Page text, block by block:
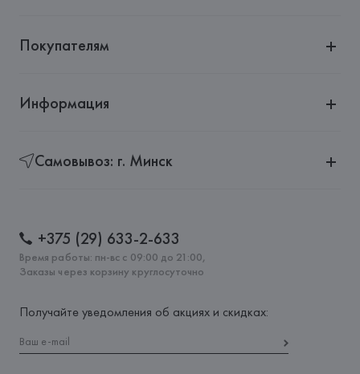
Покупателям
Информация
Самовывоз: г. Минск
+375 (29) 633-2-633
Время работы: пн-вс с 09:00 до 21:00,
Заказы через корзину круглосуточно
Получайте уведомления об акциях и скидках: